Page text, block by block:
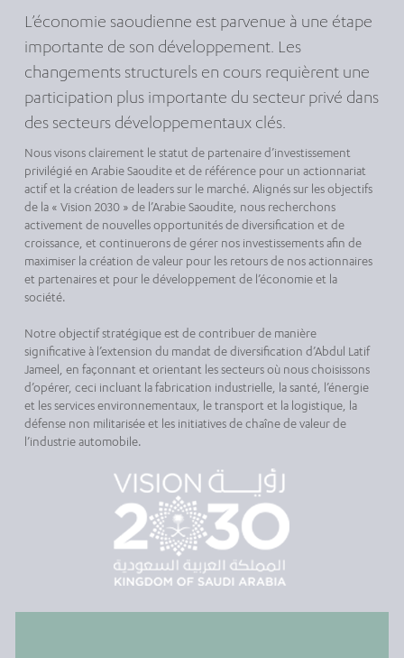
L’économie saoudienne est parvenue à une étape
importante de son développement. Les
changements structurels en cours requièrent une
participation plus importante du secteur privé dans
des secteurs développementaux clés.
Nous visons clairement le statut de partenaire d’investissement
privilégié en Arabie Saoudite et de référence pour un actionnariat
actif et la création de leaders sur le marché. Alignés sur les objectifs
de la « Vision 2030 » de l’Arabie Saoudite, nous recherchons
activement de nouvelles opportunités de diversification et de
croissance, et continuerons de gérer nos investissements afin de
maximiser la création de valeur pour les retours de nos actionnaires
et partenaires et pour le développement de l’économie et la
société.
Notre objectif stratégique est de contribuer de manière
significative à l’extension du mandat de diversification d’Abdul Latif
Jameel, en façonnant et orientant les secteurs où nous choisissons
d’opérer, ceci incluant la fabrication industrielle, la santé, l’énergie
et les services environnementaux, le transport et la logistique, la
défense non militarisée et les initiatives de chaîne de valeur de
l’industrie automobile.